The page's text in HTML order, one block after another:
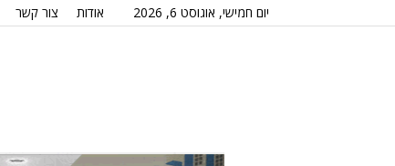
יום חמישי, אוגוסט 6, 2026 אודות צור קשר